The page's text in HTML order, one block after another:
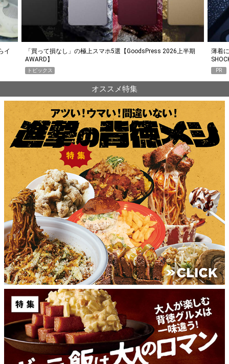
イ
「買って損なし」の極上スマホ5選【GoodsPress 2026上半期
AWARD】
トピックス
薄着
PR
オススメ特集